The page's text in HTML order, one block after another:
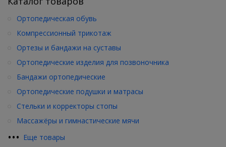
••• Еще товары
Ортопедическая обувь
Компрессионный трикотаж
Ортезы и бандажи на суставы
Ортопедические изделия для позвоночника
Бандажи ортопедические
Ортопедические подушки и матрасы
Стельки и корректоры стопы
Массажёры и гимнастические мячи